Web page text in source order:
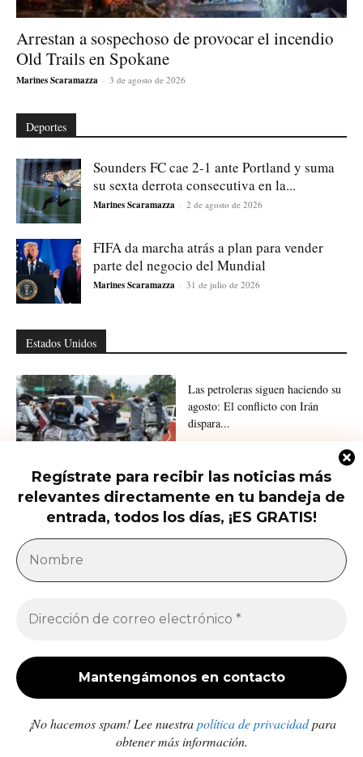
Regístrate para recibir las noticias más
relevantes directamente en tu bandeja de
entrada, todos los días, ¡ES GRATIS!
¡No hacemos spam! Lee nuestrapolítica de privacidadpara
obtener más información.
Arrestan a sospechoso de provocar el incendio
Old Trails en Spokane
Marines Scaramazza - 3 de agosto de 2026
Deportes
Sounders FC cae 2-1 ante Portland y suma
su sexta derrota consecutiva en la...
Marines Scaramazza - 2 de agosto de 2026
FIFA da marcha atrás a plan para vender
parte del negocio del Mundial
Marines Scaramazza - 31 de julio de 2026
Estados Unidos
Ofrecen 25 millones por el nuevo
líder del CJNG y hay...
Las petroleras siguen haciendo su
agosto: El conflicto con Irán
dispara...
América Latina
demócratas de impulsar una campaña contra...
Enfermedades crónicas y diarrea van en aumento
en comunidades afectadas por los sismos en...